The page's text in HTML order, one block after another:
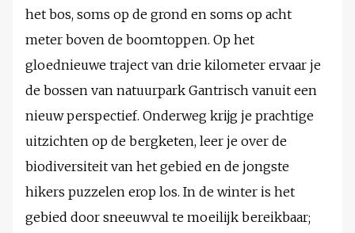
het bos, soms op de grond en soms op acht
meter boven de boomtoppen. Op het
gloednieuwe traject van drie kilometer ervaar je
de bossen van natuurpark Gantrisch vanuit een
nieuw perspectief. Onderweg krijg je prachtige
uitzichten op de bergketen, leer je over de
biodiversiteit van het gebied en de jongste
hikers puzzelen erop los. In de winter is het
gebied door sneeuwval te moeilijk bereikbaar;